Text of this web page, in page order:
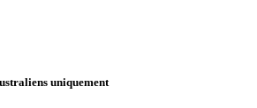
uniquement